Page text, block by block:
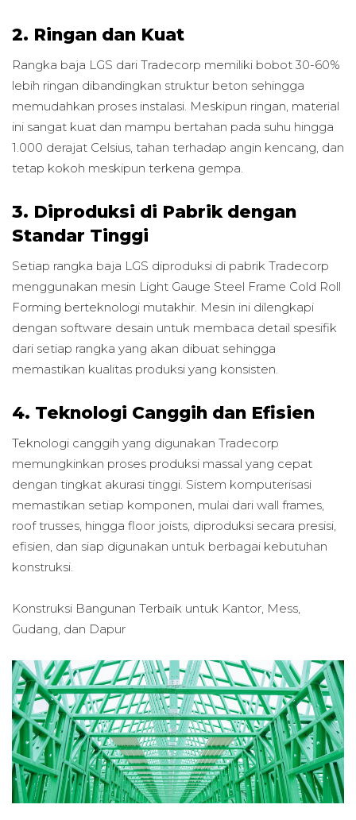
2. Ringan dan Kuat
Rangka baja LGS dari Tradecorp memiliki bobot 30-60%
lebih ringan dibandingkan struktur beton sehingga
memudahkan proses instalasi. Meskipun ringan, material
ini sangat kuat dan mampu bertahan pada suhu hingga
1.000 derajat Celsius, tahan terhadap angin kencang, dan
tetap kokoh meskipun terkena gempa.
3. Diproduksi di Pabrik dengan
Standar Tinggi
Setiap rangka baja LGS diproduksi di pabrik Tradecorp
menggunakan mesin Light Gauge Steel Frame Cold Roll
Forming berteknologi mutakhir. Mesin ini dilengkapi
dengan software desain untuk membaca detail spesifik
dari setiap rangka yang akan dibuat sehingga
memastikan kualitas produksi yang konsisten.
4. Teknologi Canggih dan Efisien
Teknologi canggih yang digunakan Tradecorp
memungkinkan proses produksi massal yang cepat
dengan tingkat akurasi tinggi. Sistem komputerisasi
memastikan setiap komponen, mulai dari wall frames,
roof trusses, hingga floor joists, diproduksi secara presisi,
efisien, dan siap digunakan untuk berbagai kebutuhan
konstruksi.
Konstruksi Bangunan Terbaik untuk Kantor, Mess,
Gudang, dan Dapur